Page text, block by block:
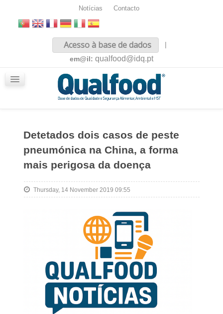
Notícias Contacto
Acesso à base de dados
|
em@il: qualfood@idq.pt
Detetados dois casos de peste
pneumónica na China, a forma
mais perigosa da doença
Thursday, 14 November 2019 09:55